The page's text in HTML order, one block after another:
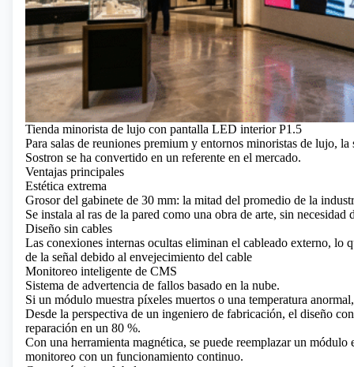
Tienda minorista de lujo con pantalla LED interior P1.5
Para salas de reuniones premium y entornos minoristas de lujo, la
Sostron se ha convertido en un referente en el mercado.
Ventajas principales
Estética extrema
Grosor del gabinete de 30 mm: la mitad del promedio de la
Se instala al ras de la pared como una obra de arte, sin
Diseño sin cables
Las conexiones internas ocultas eliminan el cableado externo, lo
de la señal debido al envejecimiento del cable
Monitoreo inteligente de CMS
Sistema de advertencia de fallos basado en la nube.
Si un módulo muestra píxeles muertos o una temperatura
Desde la perspectiva de un ingeniero de fabricación, el diseño
reparación en un 80 %.
Con una herramienta magnética, se puede reemplazar un
monitoreo con un funcionamiento continuo.